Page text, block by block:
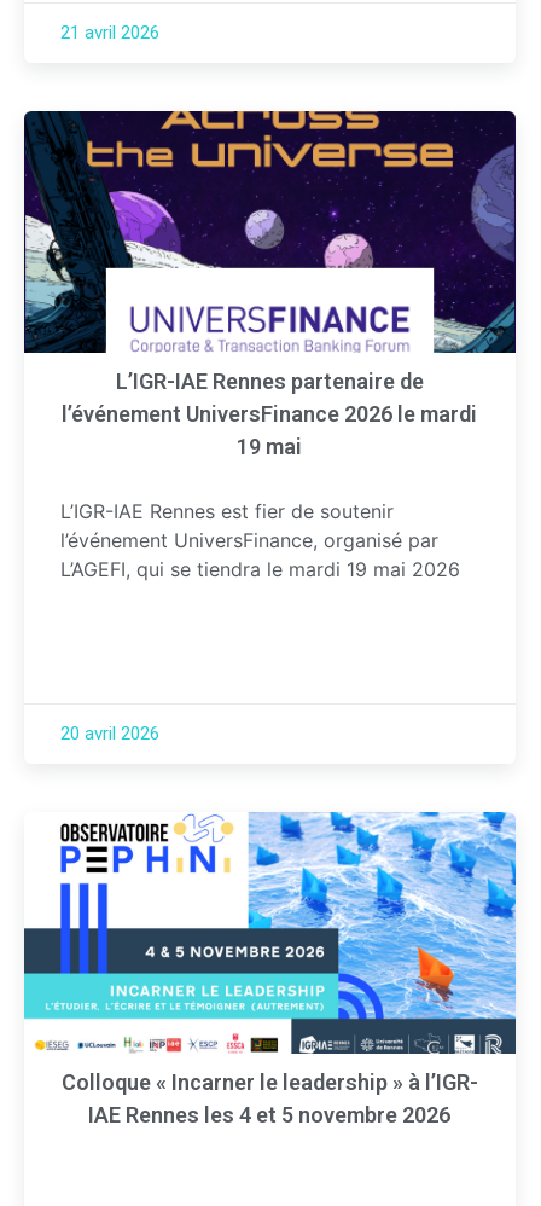
21 avril 2026
L’IGR-IAE Rennes partenaire de
l’événement UniversFinance 2026 le mardi
19 mai
L’IGR-IAE Rennes est fier de soutenir
l’événement UniversFinance, organisé par
L’AGEFI, qui se tiendra le mardi 19 mai 2026
20 avril 2026
Colloque « Incarner le leadership » à l’IGR-
IAE Rennes les 4 et 5 novembre 2026